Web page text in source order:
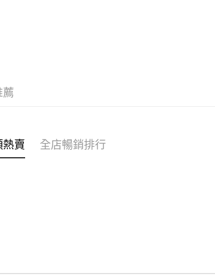
薦
賣 全店暢銷排行